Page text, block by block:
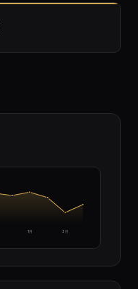
1月 3月